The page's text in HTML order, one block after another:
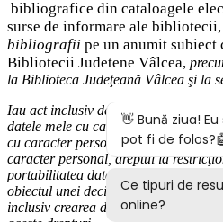
bibliografice din cataloagele
surse de informare ale bibliotecii,
bibliografii pe un anumit
Bibliotecii Judetene Vâlcea,
la Biblioteca Judeţeană Vâlcea şi la
Iau act inclusiv de drepturile pe care
datele mele cu caracter personal,
cu caracter personal inexacte,
caracter personal, dreptul la
portabilitatea datelor
obiectul unei decizii bazate exclusiv
inclusiv crearea de profiluri) şi